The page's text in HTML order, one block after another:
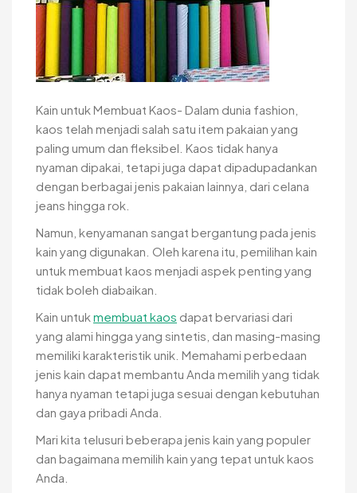
Kain untuk Membuat Kaos- Dalam dunia fashion,
kaos telah menjadi salah satu item pakaian yang
paling umum dan fleksibel. Kaos tidak hanya
nyaman dipakai, tetapi juga dapat dipadupadankan
dengan berbagai jenis pakaian lainnya, dari celana
jeans hingga rok.
Namun, kenyamanan sangat bergantung pada jenis
kain yang digunakan. Oleh karena itu, pemilihan kain
untuk membuat kaos menjadi aspek penting yang
tidak boleh diabaikan.
Kain untuk membuat kaos dapat bervariasi dari
yang alami hingga yang sintetis, dan masing-masing
memiliki karakteristik unik. Memahami perbedaan
jenis kain dapat membantu Anda memilih yang tidak
hanya nyaman tetapi juga sesuai dengan kebutuhan
dan gaya pribadi Anda.
Mari kita telusuri beberapa jenis kain yang populer
dan bagaimana memilih kain yang tepat untuk kaos
Anda.